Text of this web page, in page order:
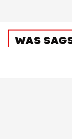
WAS